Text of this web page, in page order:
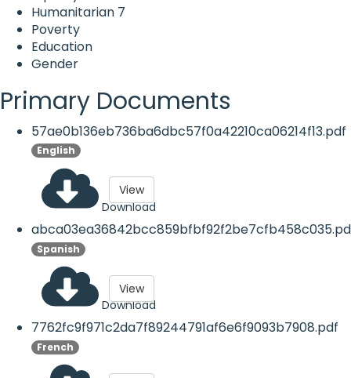
Humanitarian 7
Poverty
Education
Gender
Primary Documents
57ae0b136eb736ba6dbc57f0a42210ca06214f13.pdf
English
Download
View
Spanish
Download
View
7762fc9f971c2da7f89244791af6e6f9093b7908.pdf
French